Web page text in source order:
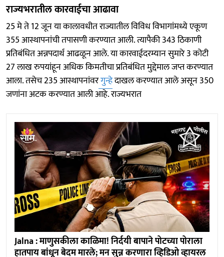
राज्यभरातील कारवाईचा आढावा
25 मे ते 12 जून या कालावधीत राज्यातील विविध विभागांमध्ये एकूण
355 आस्थापनांची तपासणी करण्यात आली. त्यापैकी 343 ठिकाणी
प्रतिबंधित अन्नपदार्थ आढळून आले. या कारवाईदरम्यान सुमारे 3 कोटी
27 लाख रुपयांहून अधिक किमतीचा प्रतिबंधित मुद्देमाल जप्त करण्यात
आला. तसेच 235 आस्थापनांवरगुन्हेदाखल करण्यात आले असून 350
जणांना अटक करण्यात आली आहे. राज्यभरात
Jalna : माणुसकीला काळिमा! निर्दयी बापाने पोटच्या पोराला
हातपाय बांधून बेदम मारले; मन सुन्न करणारा व्हिडिओ व्हायरल